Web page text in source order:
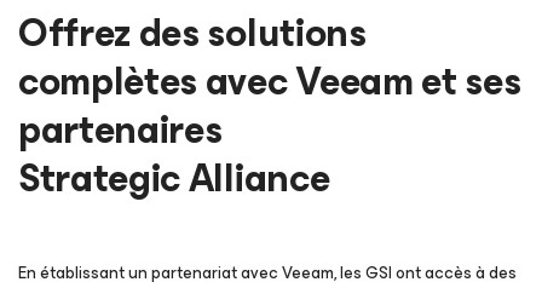
Offrez des solutions
complètes avec Veeam et ses
partenaires
Strategic Alliance
En établissant un partenariat avec Veeam, les GSI ont accès à des